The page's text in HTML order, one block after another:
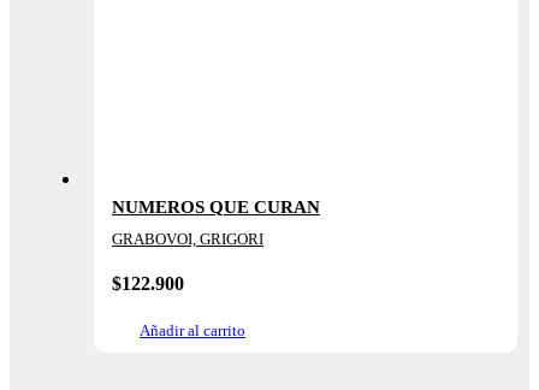
NUMEROS QUE CURAN
GRABOVOI, GRIGORI
$122.900
Añadir al carrito